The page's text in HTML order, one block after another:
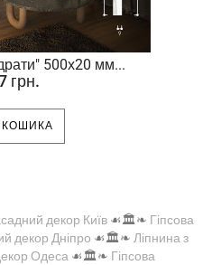
500х20 мм...
грн.
КОШИКА
декор Київ ☙🏛️❧ Гіпсова
декор Дніпро ☙🏛️❧ Ліпнина з
Одеса ☙🏛️❧ Гіпсова